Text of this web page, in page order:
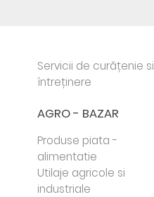
Servicii de curățenie si
întreținere
AGRO - BAZAR
Produse piata -
alimentatie
Utilaje agricole si
industriale